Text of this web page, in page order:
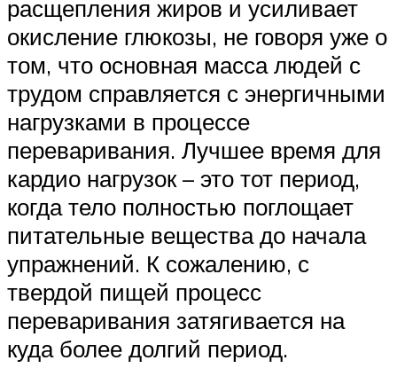
расщепления жиров и усиливает
окисление глюкозы, не говоря уже о
том, что основная масса людей с
трудом справляется с энергичными
нагрузками в процессе
переваривания. Лучшее время для
кардио нагрузок – это тот период,
когда тело полностью поглощает
питательные вещества до начала
упражнений. К сожалению, с
твердой пищей процесс
переваривания затягивается на
куда более долгий период.